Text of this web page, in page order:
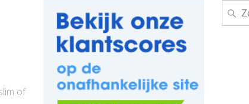
of
Zoeken
naar: